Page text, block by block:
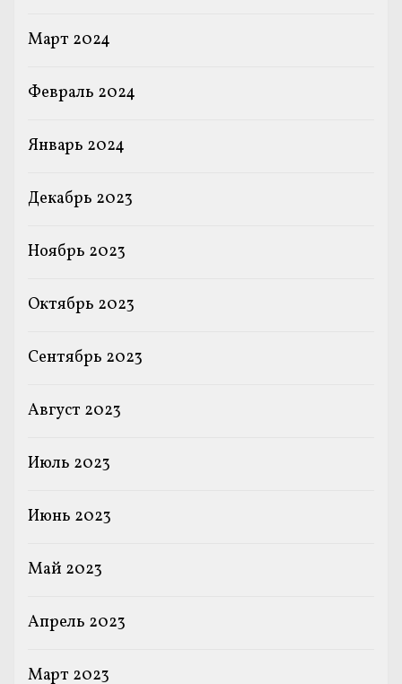
Март 2024
Февраль 2024
Январь 2024
Декабрь 2023
Ноябрь 2023
Октябрь 2023
Сентябрь 2023
Август 2023
Июль 2023
Июнь 2023
Май 2023
Апрель 2023
Март 2023